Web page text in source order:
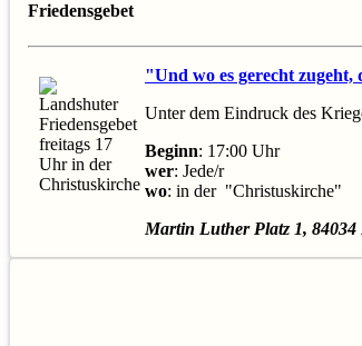
Friedensgebet
"Und wo es gerecht
Unter dem Eindruck des
Beginn: 17:00 Uhr
wer: Jede/r
wo: in der "Christuskirche"
Martin Luther Platz 1, 84034